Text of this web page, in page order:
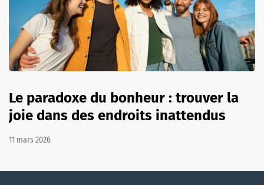
Le paradoxe du bonheur : trouver la
joie dans des endroits inattendus
11 mars 2026